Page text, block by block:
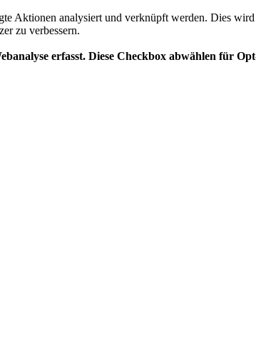
Aktionen analysiert und verknüpft werden. Dies
zu verbessern.
erfasst. Diese Checkbox abwählen für